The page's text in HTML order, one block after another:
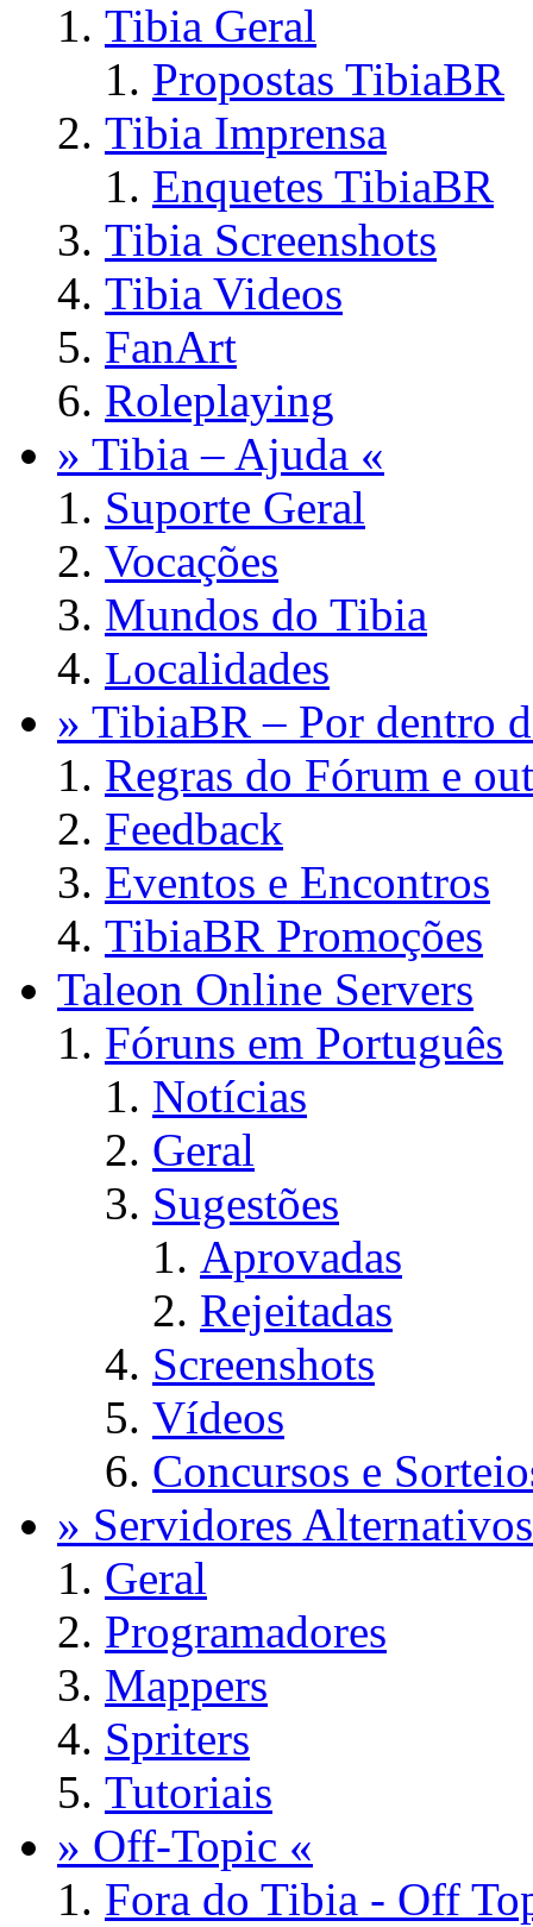
Tibia Geral
Propostas TibiaBR
Tibia Imprensa
Enquetes TibiaBR
Tibia Screenshots
Tibia Videos
FanArt
Roleplaying
» Tibia – Ajuda «
Suporte Geral
Vocações
Mundos do Tibia
Localidades
» TibiaBR – Por dentro
Regras do Fórum e
Feedback
Eventos e Encontros
TibiaBR Promoções
Taleon Online Servers
Fóruns em Português
Notícias
Geral
Sugestões
Aprovadas
Rejeitadas
Screenshots
Vídeos
Concursos e
» Servidores
Geral
Programadores
Mappers
Spriters
Tutoriais
» Off-Topic «
Fora do Tibia - Off